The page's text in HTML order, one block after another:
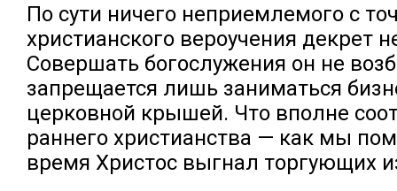
По сути ничего неприемлемого с
христианского вероучения декрет
Совершать богослужения он не
запрещается лишь заниматься
церковной крышей. Что вполне
раннего христианства — как мы
время Христос выгнал торгующих